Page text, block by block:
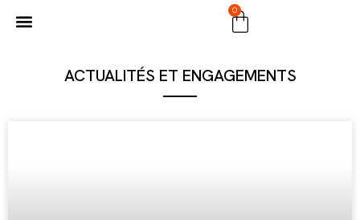
0
ACTUALITÉS ET ENGAGEMENTS